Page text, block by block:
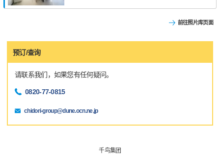
前往照片库页面
预订/查询
请联系我们，如果您有任何疑问。
0820-77-0815
chidori-group@dune.ocn.ne.jp
千鸟集团